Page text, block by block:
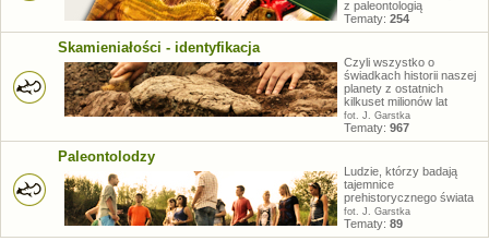
z paleontologią
Tematy: 254
Skamieniałości - identyfikacja
Czyli wszystko o
świadkach historii naszej
planety z ostatnich
kilkuset milionów lat
fot. J. Garstka
Tematy: 967
Paleontolodzy
Ludzie, którzy badają
tajemnice
prehistorycznego świata
fot. J. Garstka
Tematy: 89